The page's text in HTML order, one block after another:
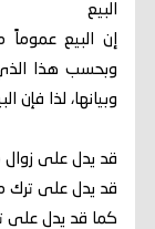
البيع
إن البيع
وبحسب هذا الذي
وبيانها، لذا فإن
قد يدل على زوال
قد يدل على ترك
كما قد يدل على